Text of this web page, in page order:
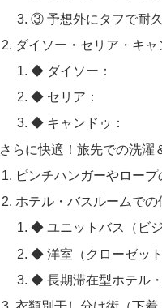
③ 予想外にタフで耐
ダイソー・セリア・キ
◆ ダイソー：
◆ セリア：
◆ キャンドゥ：
さらに快適！旅先での洗濯
ピンチハンガーやロー
ホテル・バスルームでの
◆ ユニットバス（ビジ
◆ 洋室（クローゼット
◆ 長期滞在型ホテル